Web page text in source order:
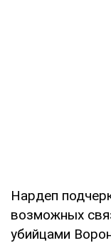
Нардеп
возможных
убийцами